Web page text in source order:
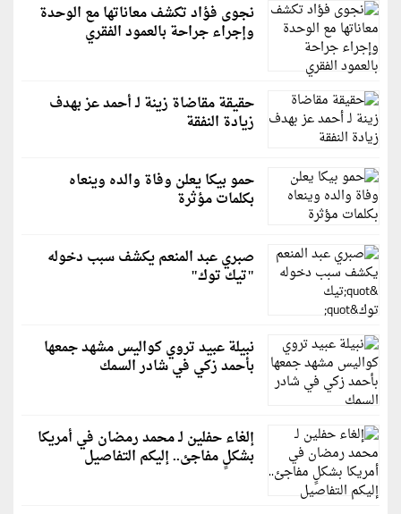
نجوى فؤاد تكشف معاناتها مع الوحدة
وإجراء جراحة بالعمود الفقري
حقيقة مقاضاة زينة لـ أحمد عز بهدف
زيادة النفقة
حمو بيكا يعلن وفاة والده وينعاه
بكلمات مؤثرة
صبري عبد المنعم يكشف سبب دخوله
"تيك توك"
نبيلة عبيد تروي كواليس مشهد جمعها
بأحمد زكي في شادر السمك
إلغاء حفلين لـ محمد رمضان في أمريكا
بشكلٍ مفاجئ.. إليكم التفاصيل